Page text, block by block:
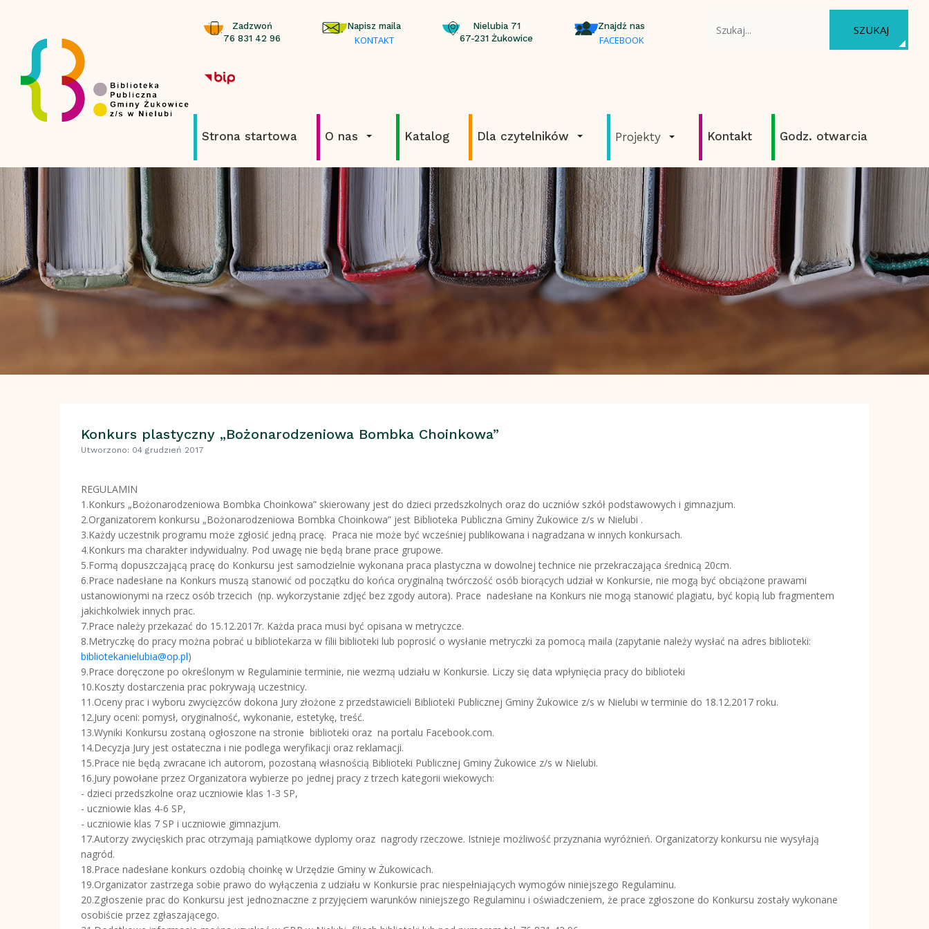
Zadzwoń
76 831 42 96
Napisz maila
KONTAKT
Nielubia 71
67-231 Żukowice
Znajdź nas
FACEBOOK
SZUKAJ
Strona startowa O nas Katalog Dla czytelników Projekty Kontakt Godz. otwarcia
Konkurs plastyczny „Bożonarodzeniowa Bombka Choinkowa”
Utworzono: 04 grudzień 2017
REGULAMIN
1.Konkurs „Bożonarodzeniowa Bombka Choinkowa” skierowany jest do dzieci przedszkolnych oraz do uczniów szkół podstawowych i gimnazjum.
2.Organizatorem konkursu „Bożonarodzeniowa Bombka Choinkowa” jest Biblioteka Publiczna Gminy Żukowice z/s w Nielubi .
3.Każdy uczestnik programu może zgłosić jedną pracę. Praca nie może być wcześniej publikowana i nagradzana w innych konkursach.
4.Konkurs ma charakter indywidualny. Pod uwagę nie będą brane prace grupowe.
5.Formą dopuszczającą pracę do Konkursu jest samodzielnie wykonana praca plastyczna w dowolnej technice nie przekraczająca średnicą 20cm.
6.Prace nadesłane na Konkurs muszą stanowić od początku do końca oryginalną twórczość osób biorących udział w Konkursie, nie mogą być obciążone prawami
ustanowionymi na rzecz osób trzecich (np. wykorzystanie zdjęć bez zgody autora). Prace nadesłane na Konkurs nie mogą stanowić plagiatu, być kopią lub fragmentem
jakichkolwiek innych prac.
7.Prace należy przekazać do 15.12.2017r. Każda praca musi być opisana w metryczce.
8.Metryczkę do pracy można pobrać u bibliotekarza w filii biblioteki lub poprosić o wysłanie metryczki za pomocą maila (zapytanie należy wysłać na adres biblioteki:
bibliotekanielubia@op.pl)
9.Prace doręczone po określonym w Regulaminie terminie, nie wezmą udziału w Konkursie. Liczy się data wpłynięcia pracy do biblioteki
10.Koszty dostarczenia prac pokrywają uczestnicy.
11.Oceny prac i wyboru zwycięzców dokona Jury złożone z przedstawicieli Biblioteki Publicznej Gminy Żukowice z/s w Nielubi w terminie do 18.12.2017 roku.
12.Jury oceni: pomysł, oryginalność, wykonanie, estetykę, treść.
13.Wyniki Konkursu zostaną ogłoszone na stronie biblioteki oraz na portalu Facebook.com.
14.Decyzja Jury jest ostateczna i nie podlega weryfikacji oraz reklamacji.
15.Prace nie będą zwracane ich autorom, pozostaną własnością Biblioteki Publicznej Gminy Żukowice z/s w Nielubi.
16.Jury powołane przez Organizatora wybierze po jednej pracy z trzech kategorii wiekowych:
- dzieci przedszkolne oraz uczniowie klas 1-3 SP,
- uczniowie klas 4-6 SP,
- uczniowie klas 7 SP i uczniowie gimnazjum.
17.Autorzy zwycięskich prac otrzymają pamiątkowe dyplomy oraz nagrody rzeczowe. Istnieje możliwość przyznania wyróżnień. Organizatorzy konkursu nie wysyłają
nagród.
18.Prace nadesłane konkurs ozdobią choinkę w Urzędzie Gminy w Żukowicach.
19.Organizator zastrzega sobie prawo do wyłączenia z udziału w Konkursie prac niespełniających wymogów niniejszego Regulaminu.
20.Zgłoszenie prac do Konkursu jest jednoznaczne z przyjęciem warunków niniejszego Regulaminu i oświadczeniem, że prace zgłoszone do Konkursu zostały wykonane
osobiście przez zgłaszającego.